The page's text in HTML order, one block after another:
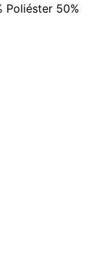
Poliéster 50%